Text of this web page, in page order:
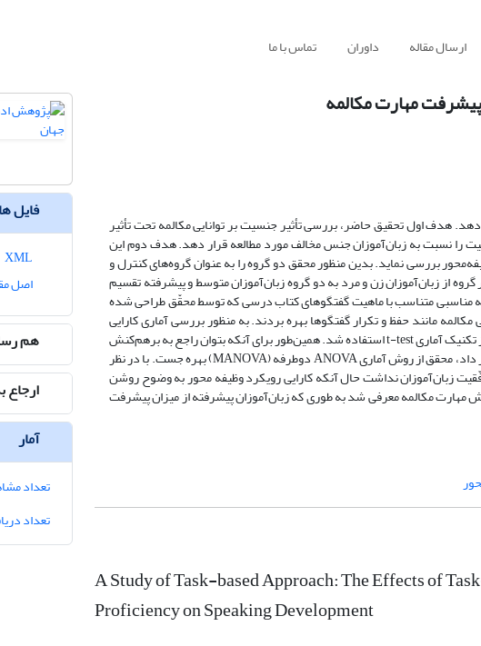
ارسال مقاله داوران تماس با ما
مهارت مکالمه
هدف اول تحقیق حاضر، بررسی تأثیر جنسیت بر توانایی مکالمه تحت تأثیر
را نسبت به زبان‌آموزان جنس مخالف مورد مطالعه قرار دهد. هدف دوم این
بررسی نماید. بدین منظور محقق دو گروه را به عنوان گروه‌های کنترل و
زبان‌آموزان زن و مرد به دو گروه زبان‌آموزان متوسط و پیشرفته تقسیم
مناسبی متناسب با ماهیت گفتگوهای کتاب درسی که توسط محقّق طراحی شده
مانند حفظ و تکرار گفتگوها بهره بردند. به منظور بررسی آماری کارایی
رویکرد وظیفه‌محور و میزان تأثیر جنسیت و سطوح مختلف زبان‌آموزان بر گسترش توانایی مکالمه آنها، از تکنیک آماری t-test استفاده شد. همین‌طور برای آنکه بتوان راجع به برهم‌کنش
احتمالی این دو عامل بر میزان پیشرفت زبان‌آموزان در مهارت مکالمه تحت تأثیر رویکرد وظیفه‌محور نظر داد، محقق از روش آماری ANOVA دوطرفه (MANOVA) بهره جست. با در نظر
زبان‌آموزان نداشت حال آنکه کارایی رویکرد وظیفه ‌محور به وضوح روشن
مکالمه معرفی شد به طوری که زبان‌آموزان پیشرفته از میزان پیشرفت
A Study of Task-based Approach: The Effects of
Proficiency on Speaking Development
فایل ها
اصل
هم
ارجاع
آمار
تعداد
تعداد